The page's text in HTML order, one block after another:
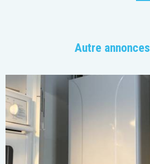
Autre annonces